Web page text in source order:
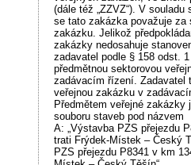
(dále též „ZZVZ“). V
se tato zakázka považuje za
zakázku. Jelikož
zakázky nedosahuje
zadavatel podle § 158 odst.
předmětnou sektorovou
zadávacím řízení. Zadavatel
veřejnou zakázku v
Předmětem veřejné zakázky
souboru staveb pod názvem
A: „Výstavba PZS přejezdu
trati Frýdek-Místek – Český
PZS přejezdu P8341 v km